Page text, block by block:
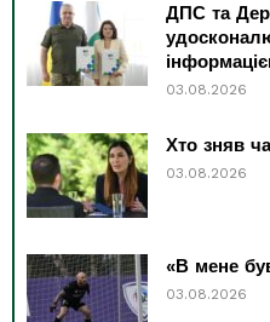
ДПС та
03.08.2026
Хто зняв
03.08.2026
«В мене
03.08.2026